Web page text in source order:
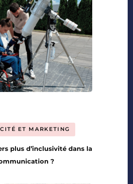
ET MARKETING
plus d’inclusivité dans la
?